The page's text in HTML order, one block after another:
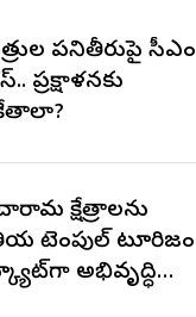
పనితీరుపై సీఎం
ప్రక్షాళనకు
క్షేత్రాలను
టెంపుల్ టూరిజం
అభివృద్ధి